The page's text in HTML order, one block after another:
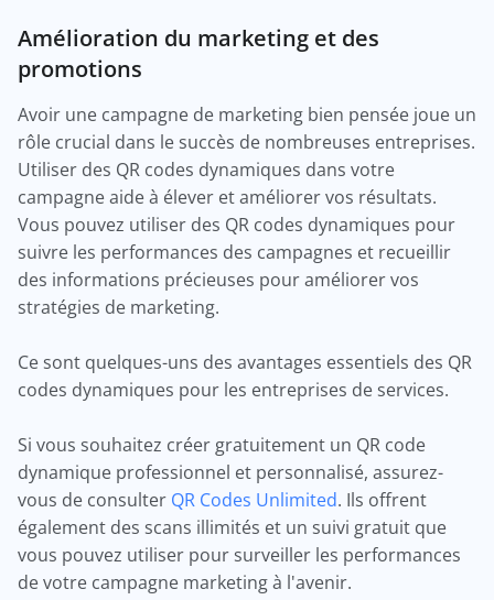
Amélioration du marketing et des
promotions
Avoir une campagne de marketing bien pensée joue un
rôle crucial dans le succès de nombreuses entreprises.
Utiliser des QR codes dynamiques dans votre
campagne aide à élever et améliorer vos résultats.
Vous pouvez utiliser des QR codes dynamiques pour
suivre les performances des campagnes et recueillir
des informations précieuses pour améliorer vos
stratégies de marketing.
Ce sont quelques-uns des avantages essentiels des QR
codes dynamiques pour les entreprises de services.
Si vous souhaitez créer gratuitement un QR code
dynamique professionnel et personnalisé, assurez-
vous de consulter QR Codes Unlimited. Ils offrent
également des scans illimités et un suivi gratuit que
vous pouvez utiliser pour surveiller les performances
de votre campagne marketing à l'avenir.